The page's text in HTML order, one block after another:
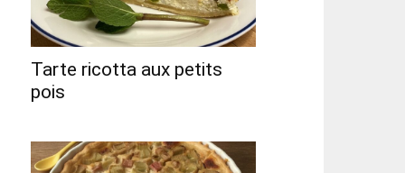
Tarte ricotta aux petits
pois